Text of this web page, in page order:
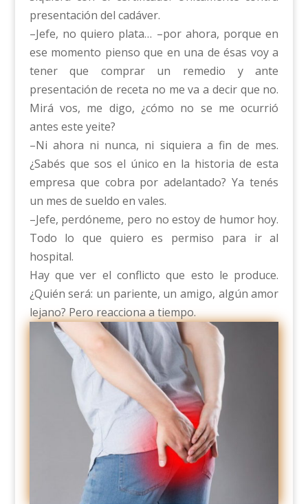
presentación del cadáver.
–Jefe, no quiero plata… –por ahora, porque en
ese momento pienso que en una de ésas voy a
tener que comprar un remedio y ante
presentación de receta no me va a decir que no.
Mirá vos, me digo, ¿cómo no se me ocurrió
antes este yeite?
–Ni ahora ni nunca, ni siquiera a fin de mes.
¿Sabés que sos el único en la historia de esta
empresa que cobra por adelantado? Ya tenés
un mes de sueldo en vales.
–Jefe, perdóneme, pero no estoy de humor hoy.
Todo lo que quiero es permiso para ir al
hospital.
Hay que ver el conflicto que esto le produce.
¿Quién será: un pariente, un amigo, algún amor
lejano? Pero reacciona a tiempo.